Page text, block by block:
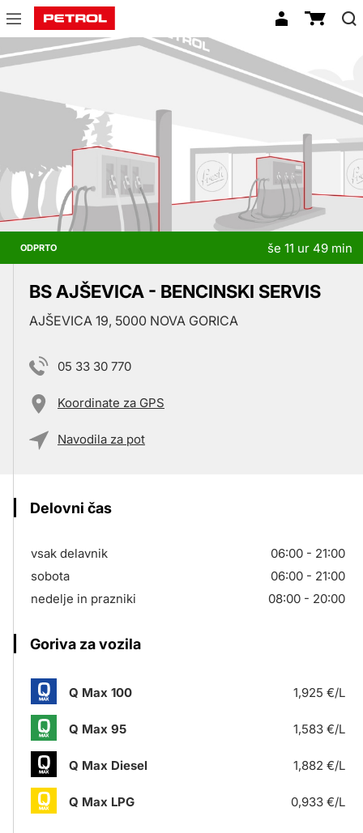
Prodajna
mesta
ODPRTO še 11 ur 49 min
BS AJŠEVICA - BENCINSKI SERVIS
AJŠEVICA 19, 5000 NOVA GORICA
05 33 30 770
Koordinate za GPS
Navodila za pot
Delovni čas
vsak delavnik
06:00 - 21:00
sobota
06:00 - 21:00
nedelje in prazniki
08:00 - 20:00
Goriva za vozila
Q Max 100 1,925 €/L
Q Max 95 1,583 €/L
Q Max Diesel 1,882 €/L
Q Max LPG 0,933 €/L